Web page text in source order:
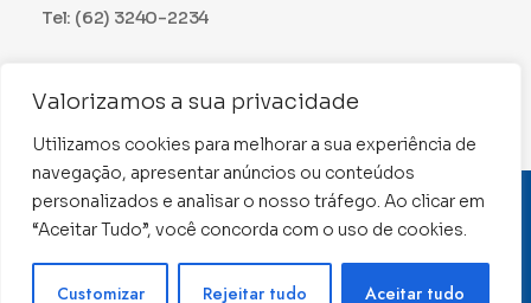
Valorizamos a sua privacidade
Utilizamos cookies para melhorar a sua experiência de
navegação, apresentar anúncios ou conteúdos
personalizados e analisar o nosso tráfego. Ao clicar em
“Aceitar Tudo”, você concorda com o uso de cookies.
Customizar Rejeitar tudo Aceitar tudo
Tel: (62) 3240-2234
Tel: (62) 3240-2230
CNPJ: 01.015.676/0001-11
Conselho Regional de Contabilidade de Goiás 2022 –
Todos os direitos reservados
Precisa de ajuda ?